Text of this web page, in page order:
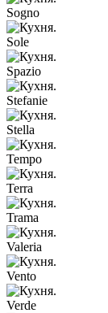
Sogno
Sole
Spazio
Stefanie
Stella
Tempo
Terra
Trama
Valeria
Vento
Verde